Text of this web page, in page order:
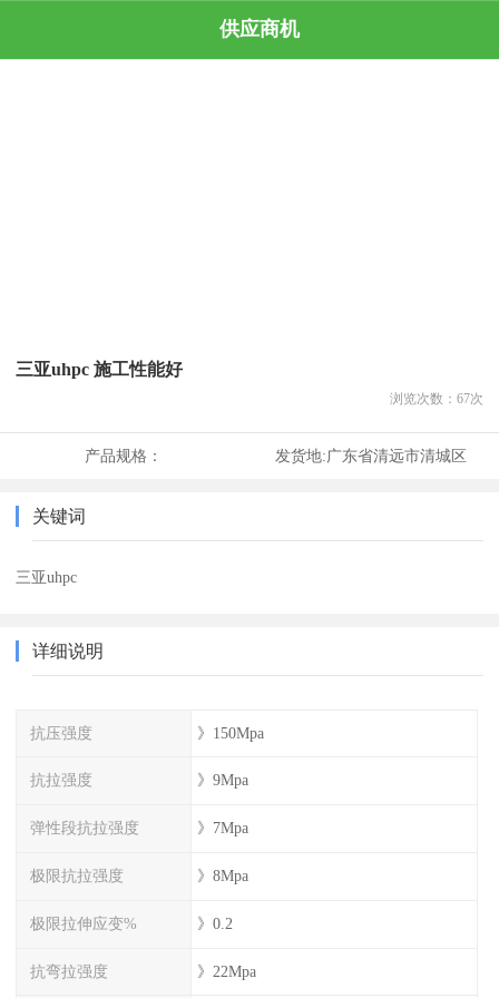
供应商机
三亚uhpc 施工性能好
浏览次数： 67次
产品规格： 发货地:广东省清远市清城区
关键词
三亚uhpc
详细说明
抗压强度 》150Mpa
抗拉强度 》9Mpa
弹性段抗拉强度 》7Mpa
极限抗拉强度 》8Mpa
极限拉伸应变% 》0.2
抗弯拉强度 》22Mpa